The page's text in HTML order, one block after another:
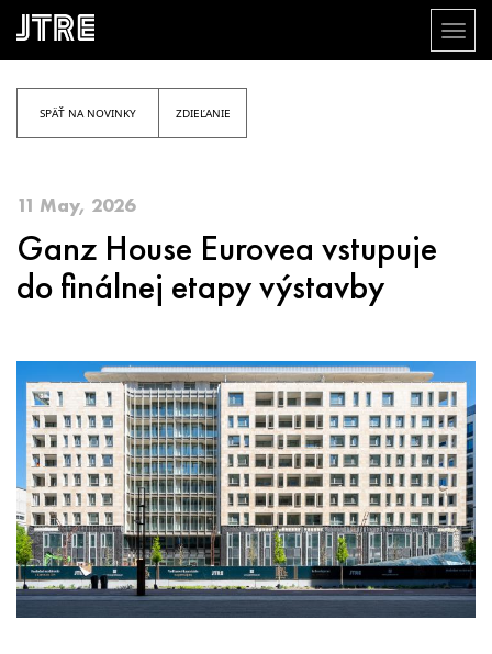
Skočiť
na
hlavnýSPÄŤ NA NOVINKY ZDIEĽANIE
11 May, 2026
Ganz House Eurovea vstupuje
do finálnej etapy výstavby